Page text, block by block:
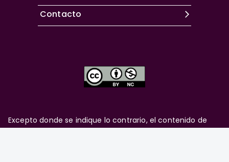
Contacto
Excepto donde se indique lo contrario, el contenido de
este sitio se encuentra bajo una licencia Creative